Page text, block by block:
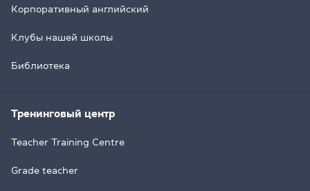
Корпоративный английский
Клубы нашей школы
Библиотека
Тренинговый центр
Teacher Training Centre
Grade teacher